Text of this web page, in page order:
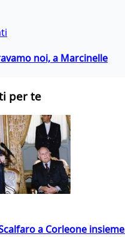
noi, a Marcinelle
per te
a Corleone